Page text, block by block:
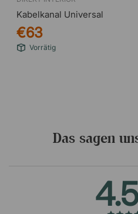
Kabelkanal Universal
€63
Vorrätig
Das sagen